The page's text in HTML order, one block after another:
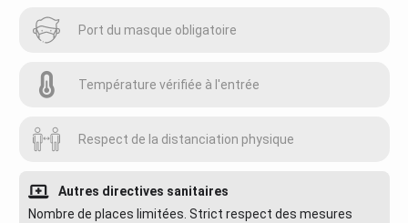
Port du masque obligatoire
Température vérifiée à l'entrée
Respect de la distanciation physique
Autres directives sanitaires
Nombre de places limitées. Strict respect des mesures